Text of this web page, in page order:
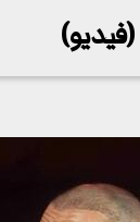
(فيديو)